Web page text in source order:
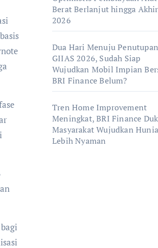
Berat Berlanjut hingga Akhir
2026
Dua Hari Menuju Penutupan
GIIAS 2026, Sudah Siap
Wujudkan Mobil Impian
BRI Finance Belum?
Tren Home Improvement
Meningkat, BRI Finance
Masyarakat Wujudkan
Lebih Nyaman